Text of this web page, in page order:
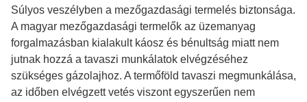
Súlyos veszélyben a mezőgazdasági termelés biztonsága.
A magyar mezőgazdasági termelők az üzemanyag
forgalmazásban kialakult káosz és bénultság miatt nem
jutnak hozzá a tavaszi munkálatok elvégzéséhez
szükséges gázolajhoz. A termőföld tavaszi megmunkálása,
az időben elvégzett vetés viszont egyszerűen nem